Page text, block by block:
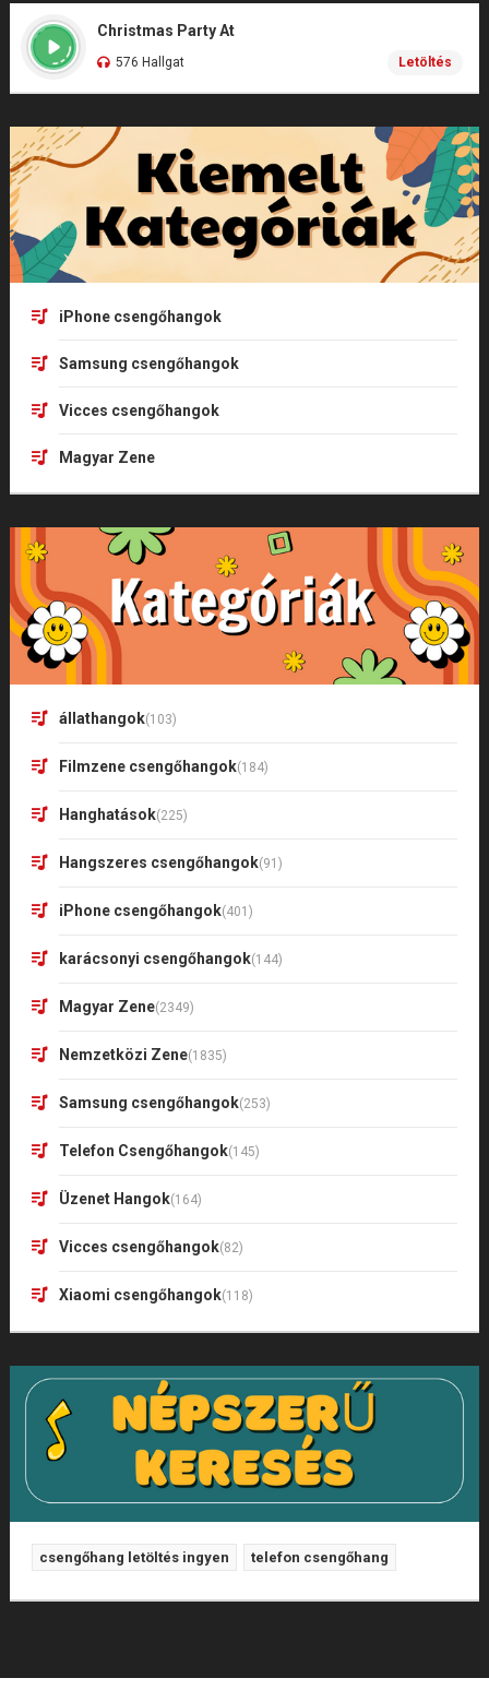
Christmas Party At
576 Hallgat Letöltés
iPhone csengőhangok
Samsung csengőhangok
Vicces csengőhangok
Magyar Zene
állathangok(103)
Filmzene csengőhangok(184)
Hanghatások(225)
Hangszeres csengőhangok(91)
iPhone csengőhangok(401)
karácsonyi csengőhangok(144)
Magyar Zene(2349)
Nemzetközi Zene(1835)
Samsung csengőhangok(253)
Telefon Csengőhangok(145)
Üzenet Hangok(164)
Vicces csengőhangok(82)
Xiaomi csengőhangok(118)
csengőhang letöltés ingyen telefon csengőhang